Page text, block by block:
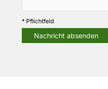
* Pflichtfeld